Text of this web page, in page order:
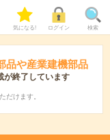
気になる! ログイン 検索
品や産業建機部品
が終了しています
だけます。